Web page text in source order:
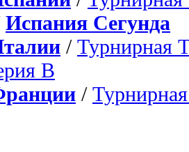
Испания Сегунда
/ Турнирная
B
/